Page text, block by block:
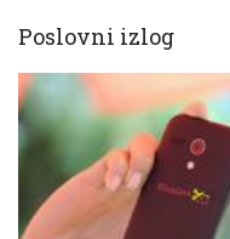
Poslovni izlog